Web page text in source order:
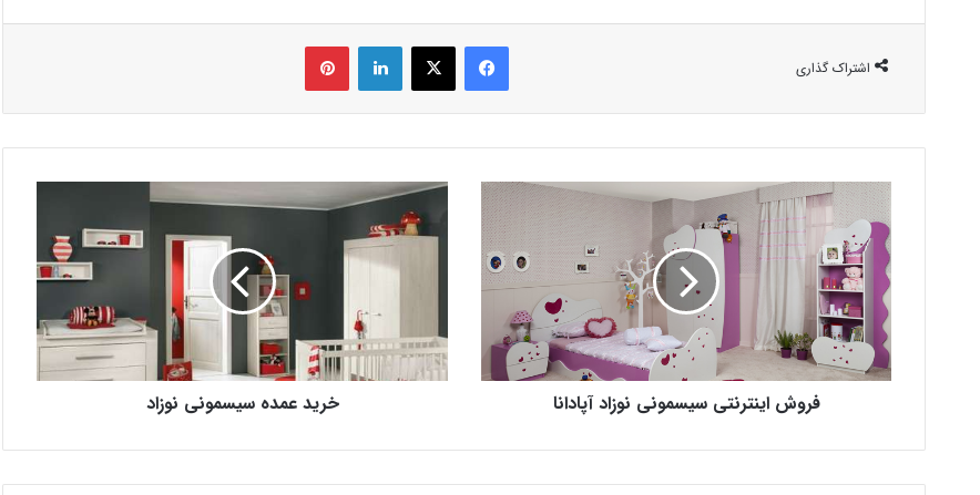
اشتراک گذاری
فیس بوک X لینکدین ‫پین‌ترست
فروش اینترنتی سیسمونی نوزاد آپادانا خرید عمده سیسمونی نوزاد